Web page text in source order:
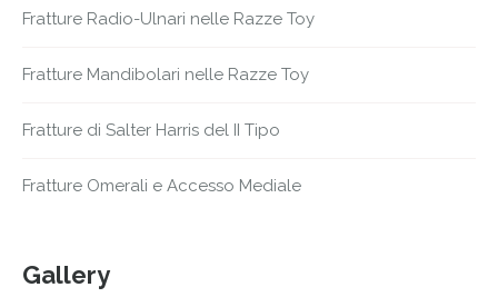
Fratture Radio-Ulnari nelle Razze Toy
Fratture Mandibolari nelle Razze Toy
Fratture di Salter Harris del II Tipo
Fratture Omerali e Accesso Mediale
Gallery